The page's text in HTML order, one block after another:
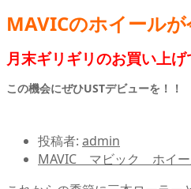
MAVICのホイール
月末ギリギリのお買い上
この機会にぜひUSTデビューを！！
投稿者: admin
MAVIC マビック ホイ